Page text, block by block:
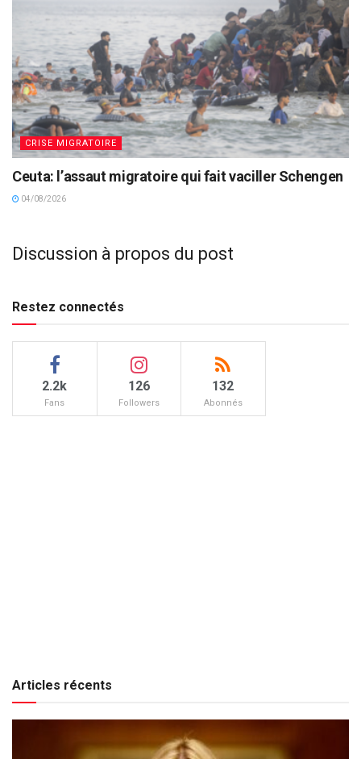
CRISE MIGRATOIRE
Ceuta: l’assaut migratoire qui fait vaciller Schengen
04/08/2026
Discussion à propos du post
Restez connectés
2.2k
Fans
126
Followers
132
Abonnés
Articles récents